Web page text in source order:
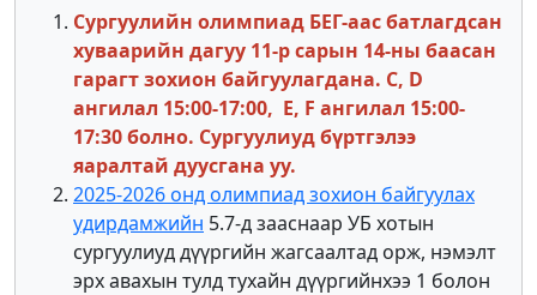
Сургуулийн олимпиад БЕГ-аас батлагдсан
хуваарийн дагуу 11-р сарын 14-ны баасан
гарагт зохион байгуулагдана. C, D
ангилал 15:00-17:00, E, F ангилал 15:00-
17:30 болно. Сургуулиуд бүртгэлээ
яаралтай дуусгана уу.
2025-2026 онд олимпиад зохион байгуулах
удирдамжийн 5.7-д зааснаар УБ хотын
сургуулиуд дүүргийн жагсаалтад орж, нэмэлт
эрх авахын тулд тухайн дүүргийнхээ 1 болон